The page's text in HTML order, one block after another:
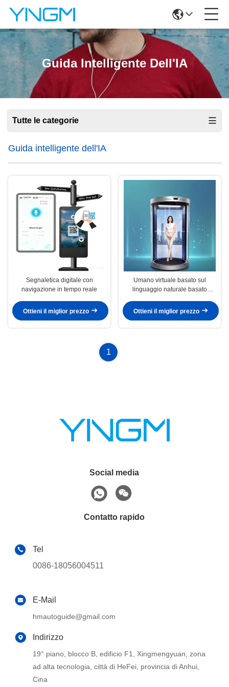
Guida Intelligente Dell'IA
Tutte le categorie
Guida intelligente dell'IA
Segnaletica digitale con
navigazione in tempo reale
Ottieni il miglior prezzo
Umano virtuale basato sul
linguaggio naturale basato
Ottieni il miglior prezzo
1
Social media
Contatto rapido
Tel
0086-18056004511
E-Mail
hmautoguide@gmail.com
Indirizzo
19° piano, blocco B, edificio F1, Xingmengyuan, zona
ad alta tecnologia, città di HeFei, provincia di Anhui,
Cina